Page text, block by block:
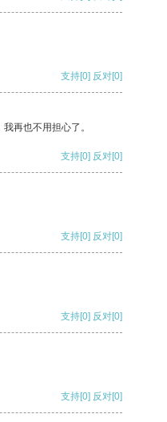
支持[0] 反对[0]
再也不用担心了。
支持[0] 反对[0]
支持[0] 反对[0]
支持[0] 反对[0]
支持[0] 反对[0]